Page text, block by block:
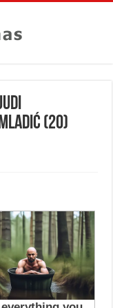
(20)